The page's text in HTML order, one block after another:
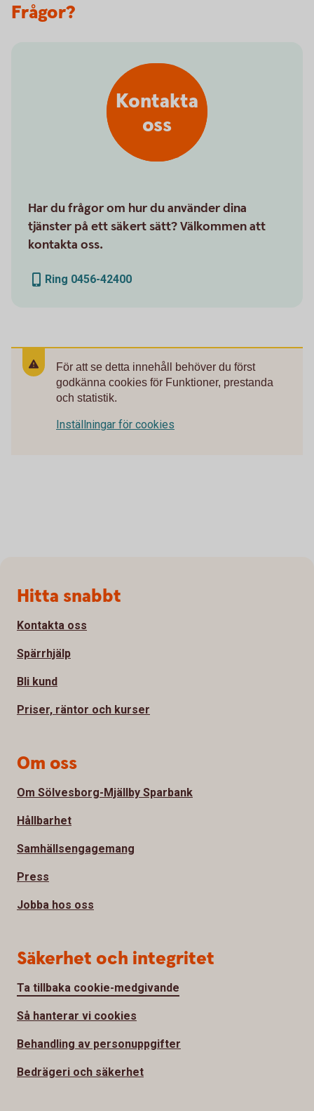
Frågor?
Har du frågor om hur du använder dina
tjänster på ett säkert sätt? Välkommen att
kontakta oss.
Ring 0456-42400
Kontakta
oss
För att se detta innehåll behöver du först
godkänna cookies för Funktioner, prestanda
och statistik.
Inställningar för cookies
Sidfot
Hitta snabbt
Kontakta oss
Spärrhjälp
Bli kund
Priser, räntor och kurser
Om oss
Om Sölvesborg-Mjällby Sparbank
Hållbarhet
Samhällsengagemang
Press
Jobba hos oss
Säkerhet och integritet
Ta tillbaka cookie-medgivande
Så hanterar vi cookies
Behandling av personuppgifter
Bedrägeri och säkerhet